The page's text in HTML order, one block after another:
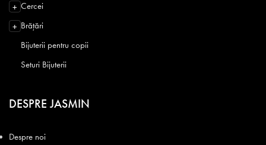
+ Cercei
+ Brățări
Bijuterii pentru copii
Seturi Bijuterii
DESPRE JASMIN
Despre noi